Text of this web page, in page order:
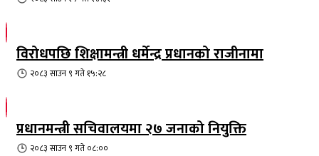
विरोधपछि शिक्षामन्त्री धर्मेन्द्र प्रधानको राजीनामा
२०८३ साउन ९ गते १५:२८
प्रधानमन्त्री सचिवालयमा २७ जनाको नियुक्ति
२०८३ साउन ९ गते ०८:००